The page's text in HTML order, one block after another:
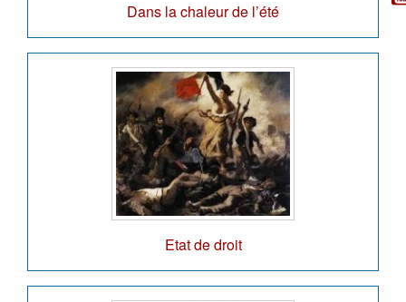
Dans la chaleur de l’été
Etat de droit